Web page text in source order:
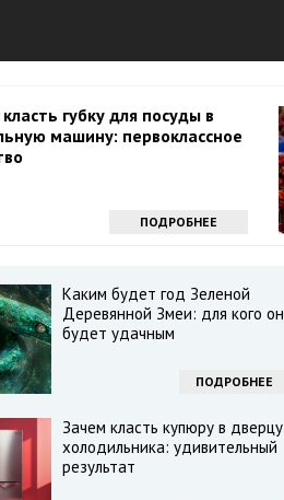
губку для посуды в
машину: первоклассное
ПОДРОБНЕЕ
Каким будет год Зеленой
Деревянной Змеи: для кого он
будет удачным
ПОДРОБНЕЕ
Зачем класть купюру в дверцу
холодильника: удивительный
результат